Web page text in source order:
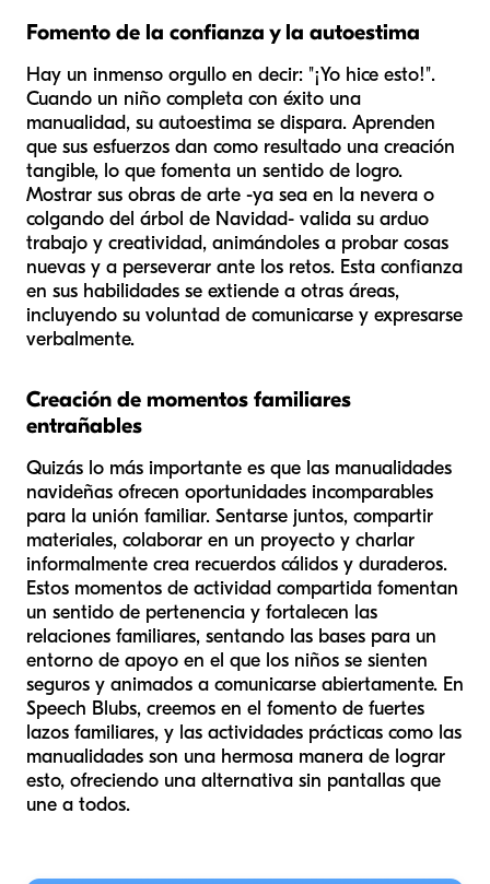
Fomento de la confianza y la autoestima
Hay un inmenso orgullo en decir: "¡Yo hice esto!".
Cuando un niño completa con éxito una
manualidad, su autoestima se dispara. Aprenden
que sus esfuerzos dan como resultado una creación
tangible, lo que fomenta un sentido de logro.
Mostrar sus obras de arte -ya sea en la nevera o
colgando del árbol de Navidad- valida su arduo
trabajo y creatividad, animándoles a probar cosas
nuevas y a perseverar ante los retos. Esta confianza
en sus habilidades se extiende a otras áreas,
incluyendo su voluntad de comunicarse y expresarse
verbalmente.
Creación de momentos familiares
entrañables
Quizás lo más importante es que las manualidades
navideñas ofrecen oportunidades incomparables
para la unión familiar. Sentarse juntos, compartir
materiales, colaborar en un proyecto y charlar
informalmente crea recuerdos cálidos y duraderos.
Estos momentos de actividad compartida fomentan
un sentido de pertenencia y fortalecen las
relaciones familiares, sentando las bases para un
entorno de apoyo en el que los niños se sienten
seguros y animados a comunicarse abiertamente. En
Speech Blubs, creemos en el fomento de fuertes
lazos familiares, y las actividades prácticas como las
manualidades son una hermosa manera de lograr
esto, ofreciendo una alternativa sin pantallas que
une a todos.